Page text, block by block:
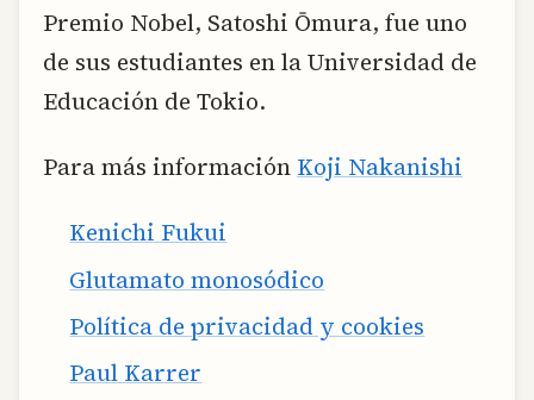
Premio Nobel, Satoshi Ōmura, fue uno
de sus estudiantes en la Universidad de
Educación de Tokio.
Para más información Koji Nakanishi
Kenichi Fukui
Glutamato monosódico
Política de privacidad y cookies
Paul Karrer